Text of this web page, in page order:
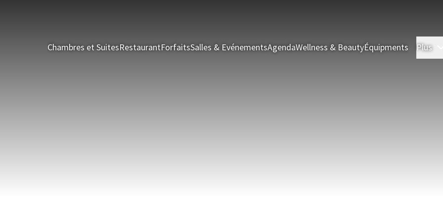
Chambres et SuitesRestaurantForfaitsSalles & EvénementsAgendaWellness & BeautyÉquipments Plus